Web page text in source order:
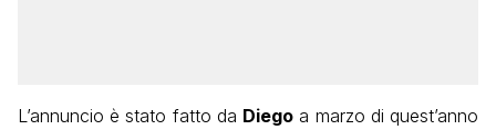
L’annuncio è stato fatto da Diego a marzo di quest’anno